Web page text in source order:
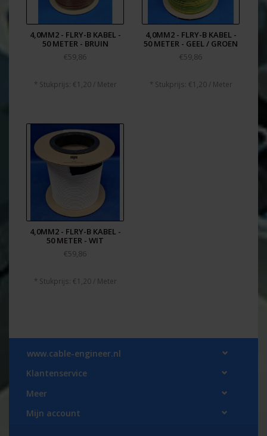
4,0MM2 - FLRY-B KABEL -
50 METER - BRUIN
€59,86
* Stukprijs: €1,20 / Meter
4,0MM2 - FLRY-B KABEL -
50 METER - GEEL / GROEN
€59,86
* Stukprijs: €1,20 / Meter
4,0MM2 - FLRY-B KABEL -
50 METER - WIT
€59,86
* Stukprijs: €1,20 / Meter
www.cable-engineer.nl
Klantenservice
Meer
Mijn account